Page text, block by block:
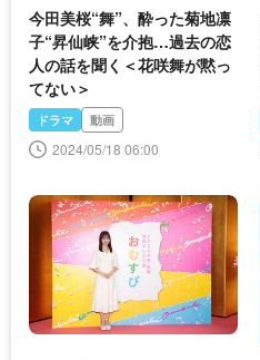
今田美桜“舞”、酔った菊地凛
子“昇仙峡”を介抱…過去の恋
人の話を聞く＜花咲舞が黙っ
てない＞
ドラマ 動画
2024/05/18 06:00